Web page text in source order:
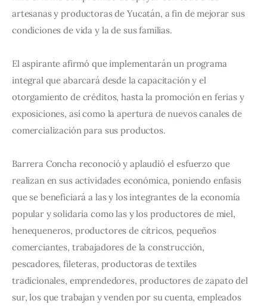
artesanas y productoras de Yucatán, a fin de mejorar sus
condiciones de vida y la de sus familias.
El aspirante afirmó que implementarán un programa
integral que abarcará desde la capacitación y el
otorgamiento de créditos, hasta la promoción en ferias y
exposiciones, así como la apertura de nuevos canales de
comercialización para sus productos.
Barrera Concha reconoció y aplaudió el esfuerzo que
realizan en sus actividades económica, poniendo enfasis
que se beneficiará a las y los integrantes de la economía
popular y solidaria como las y los productores de miel,
henequeneros, productores de cítricos, pequeños
comerciantes, trabajadores de la construcción,
pescadores, fileteras, productoras de textiles
tradicionales, emprendedores, productores de zapato del
sur, los que trabajan y venden por su cuenta, empleados